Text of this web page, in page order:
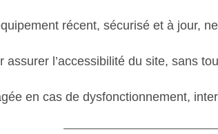
récent, sécurisé et à jour,
l’accessibilité du site, sans
en cas de dysfonctionnement,